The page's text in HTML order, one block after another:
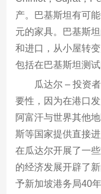
产。巴基斯坦有可
元的家具。巴基斯
和进口，从小屋转
包括在巴基斯坦测
瓜达尔 – 投资
要性，因为在港口
阿富汗与世界其他
斯等国家提供直接
在瓜达尔开展了一
的经济发展开辟了
予新加坡港务局40